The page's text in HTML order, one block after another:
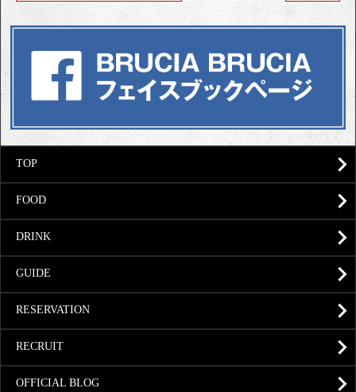
TOP
FOOD
DRINK
GUIDE
RESERVATION
RECRUIT
OFFICIAL BLOG